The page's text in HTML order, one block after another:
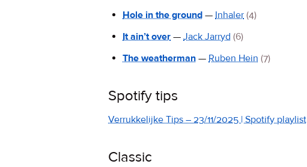
Hole in the ground — Inhaler (4)
It ain’t over — Jack Jarryd (6)
The weatherman — Ruben Hein (7)
Spotify tips
Verrukkelijke Tips – 23/11/2025 | Spotify playlist
Classic